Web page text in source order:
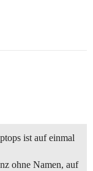
ist auf einmal
ohne Namen, auf